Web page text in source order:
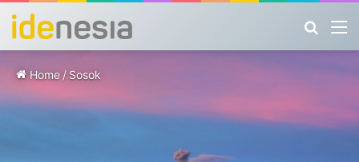
Home / Sosok